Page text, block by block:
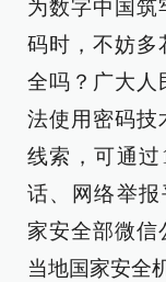
为数字中国筑
码时，不妨多
全吗？广大人
法使用密码技
线索，可通过
话、网络举报
家安全部微信
当地国家安全